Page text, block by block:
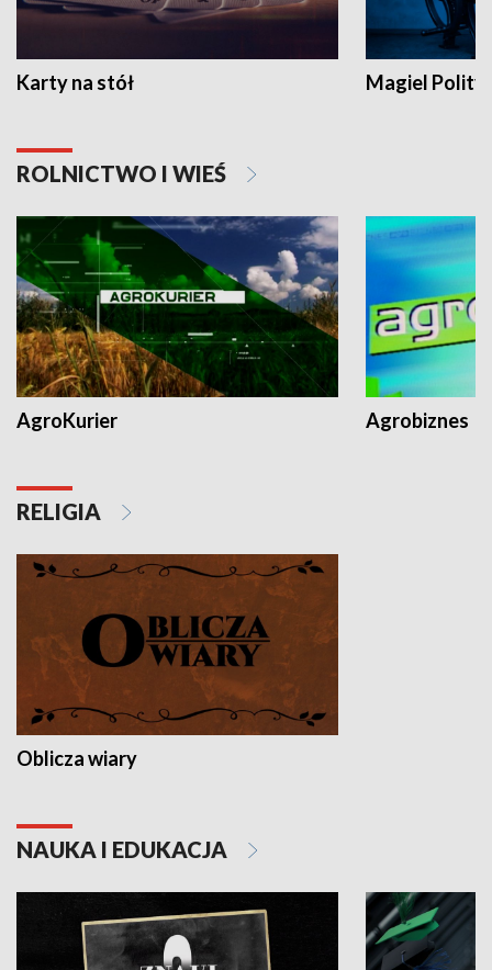
Karty na stół Magiel
ROLNICTWO I WIEŚ
AgroKurier Agrobiznes
RELIGIA
Oblicza wiary
NAUKA I EDUKACJA